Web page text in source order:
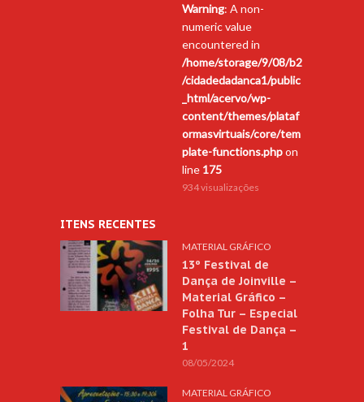
Warning: A non-
numeric value
encountered in
/home/storage/9/08/b2
/cidadedadanca1/public
_html/acervo/wp-
content/themes/plataf
ormasvirtuais/core/tem
plate-functions.phpon
line 175
934 visualizações
ITENS RECENTES
MATERIAL GRÁFICO
13º Festival de
Dança de Joinville –
Material Gráfico –
Folha Tur – Especial
Festival de Dança –
1
08/05/2024
MATERIAL GRÁFICO